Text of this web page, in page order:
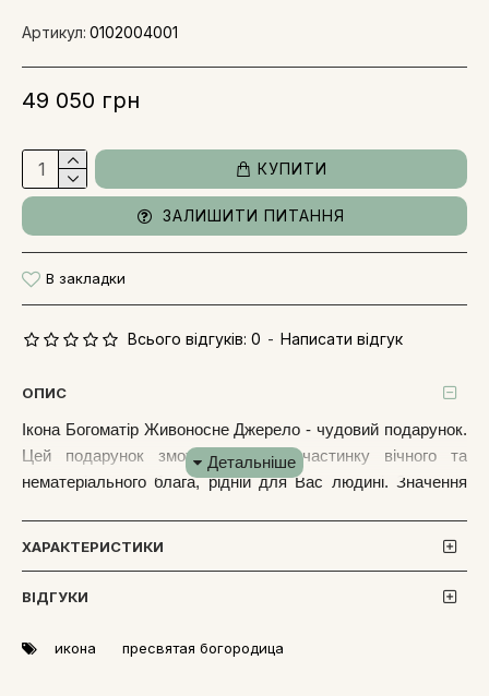
Всього відгуків: 0 - Написати відгук
49 050 грн
Артикул: 0102004001
КУПИТИ
ЗАЛИШИТИ ПИТАННЯ
В закладки
ОПИС
Ікона Богоматір Живоносне Джерело - чудовий подарунок.
Цей подарунок зможе передати частинку вічного та
нематеріального блага, рідній для Вас людині. Значення
ХАРАКТЕРИСТИКИ
ВІДГУКИ
икона пресвятая богородица